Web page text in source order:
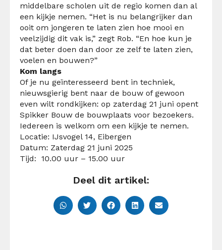
middelbare scholen uit de regio komen dan al
een kijkje nemen. “Het is nu belangrijker dan
ooit om jongeren te laten zien hoe mooi en
veelzijdig dit vak is,” zegt Rob. “En hoe kun je
dat beter doen dan door ze zelf te laten zien,
voelen en bouwen?”
Kom langs
Of je nu geïnteresseerd bent in techniek,
nieuwsgierig bent naar de bouw of gewoon
even wilt rondkijken: op zaterdag 21 juni opent
Spikker Bouw de bouwplaats voor bezoekers.
Iedereen is welkom om een kijkje te nemen.
Locatie: IJsvogel 14, Eibergen
Datum: Zaterdag 21 juni 2025
Tijd: 10.00 uur – 15.00 uur
Deel dit artikel: